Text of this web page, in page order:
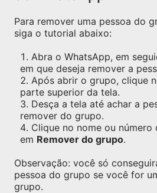
Para remover uma pessoa do
siga o tutorial abaixo:
Abra o WhatsApp, em
em que deseja remover a
Após abrir o grupo, clique
parte superior da tela.
Desça a tela até achar a
remover do grupo.
Clique no nome ou número
em Remover do grupo.
Observação: você só
pessoa do grupo se você for
grupo.